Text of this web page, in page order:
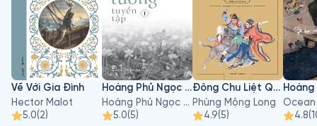
Về Với Gia Đình
Hector Malot
5.0(2)
Hoàng Phủ Ngọc Tường - Tập 1
Hoàng Phủ Ngọc Tường
5.0(5)
Đông Chu Liệt Quốc - Tập 3
Phùng Mộng Long
4.9(5)
Ocean
4.8(